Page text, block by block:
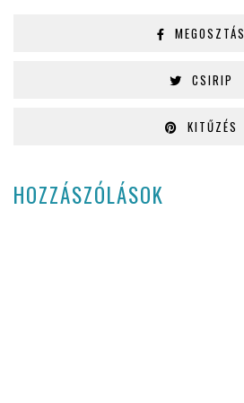
MEGOSZTÁS
CSIRIP
KITŰZÉS
HOZZÁSZÓLÁSOK